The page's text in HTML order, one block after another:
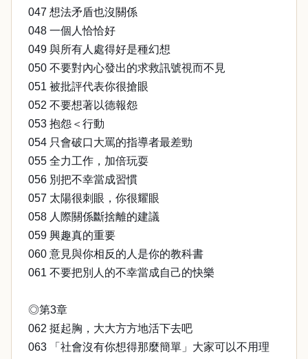
047 想法矛盾也沒關係
048 一個人恰恰好
049 與所有人處得好是種幻想
050 不要對內心發出的求救訊號視而不見
051 被批評代表你很搶眼
052 不要想著以德報怨
053 抱怨＜行動
054 只會破口大罵的指導者最差勁
055 全力工作，加倍玩耍
056 別把不幸當成習慣
057 太陽很刺眼，你很耀眼
058 人際關係斷捨離的建議
059 興趣真的重要
060 意見與你相反的人是你的教科書
061 不要把別人的不幸當成自己的快樂
◎第3章
062 挺起胸，大大方方地活下去吧
063 「社會沒有你想得那麼簡單」大家可以不用理